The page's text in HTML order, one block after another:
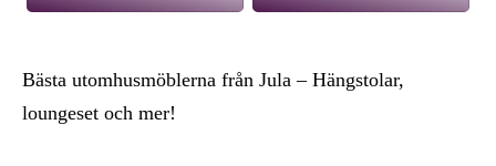
Bästa utomhusmöblerna från Jula – Hängstolar,
loungeset och mer!